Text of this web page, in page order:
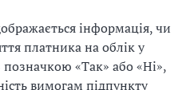
інформація, чи
платника на облік у
«Так» або «Ні»,
вимогам підпункту